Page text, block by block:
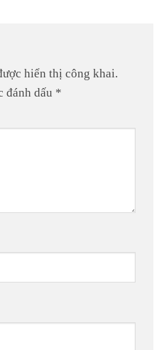
hiển thị công khai.
đánh dấu *